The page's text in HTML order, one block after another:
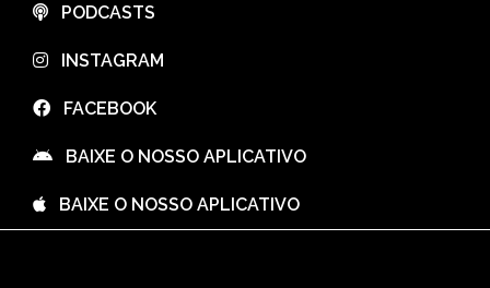
⠀PODCASTS
⠀INSTAGRAM
⠀FACEBOOK
⠀BAIXE O NOSSO APLICATIVO
⠀BAIXE O NOSSO APLICATIVO